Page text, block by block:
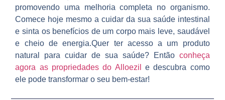
promovendo uma melhoria completa no organismo.
Comece hoje mesmo a cuidar da sua saúde intestinal
e sinta os benefícios de um corpo mais leve, saudável
e cheio de energia.Quer ter acesso a um produto
natural para cuidar de sua saúde? Então conheça
agora as propriedades do Alloezil
e descubra como
ele pode transformar o seu bem-estar!